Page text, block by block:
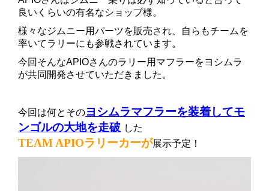
良いくらいの有名なショップ様。
様々なジムニー用パーツを販売され、自らもチームを
率いてラリーにも参戦されています。
今回そんなAPIOさんのラリー用マフラーをヨシムラ
が共同開発させていただきました。
今回は何とそのヨシムラマフラーを装着してモ
ンゴルの大地を走破 した
TEAM APIOラリーカーが展示予定！